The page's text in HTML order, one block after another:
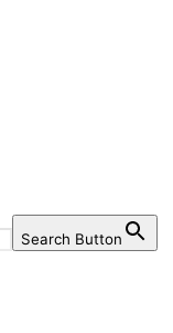
Search Button